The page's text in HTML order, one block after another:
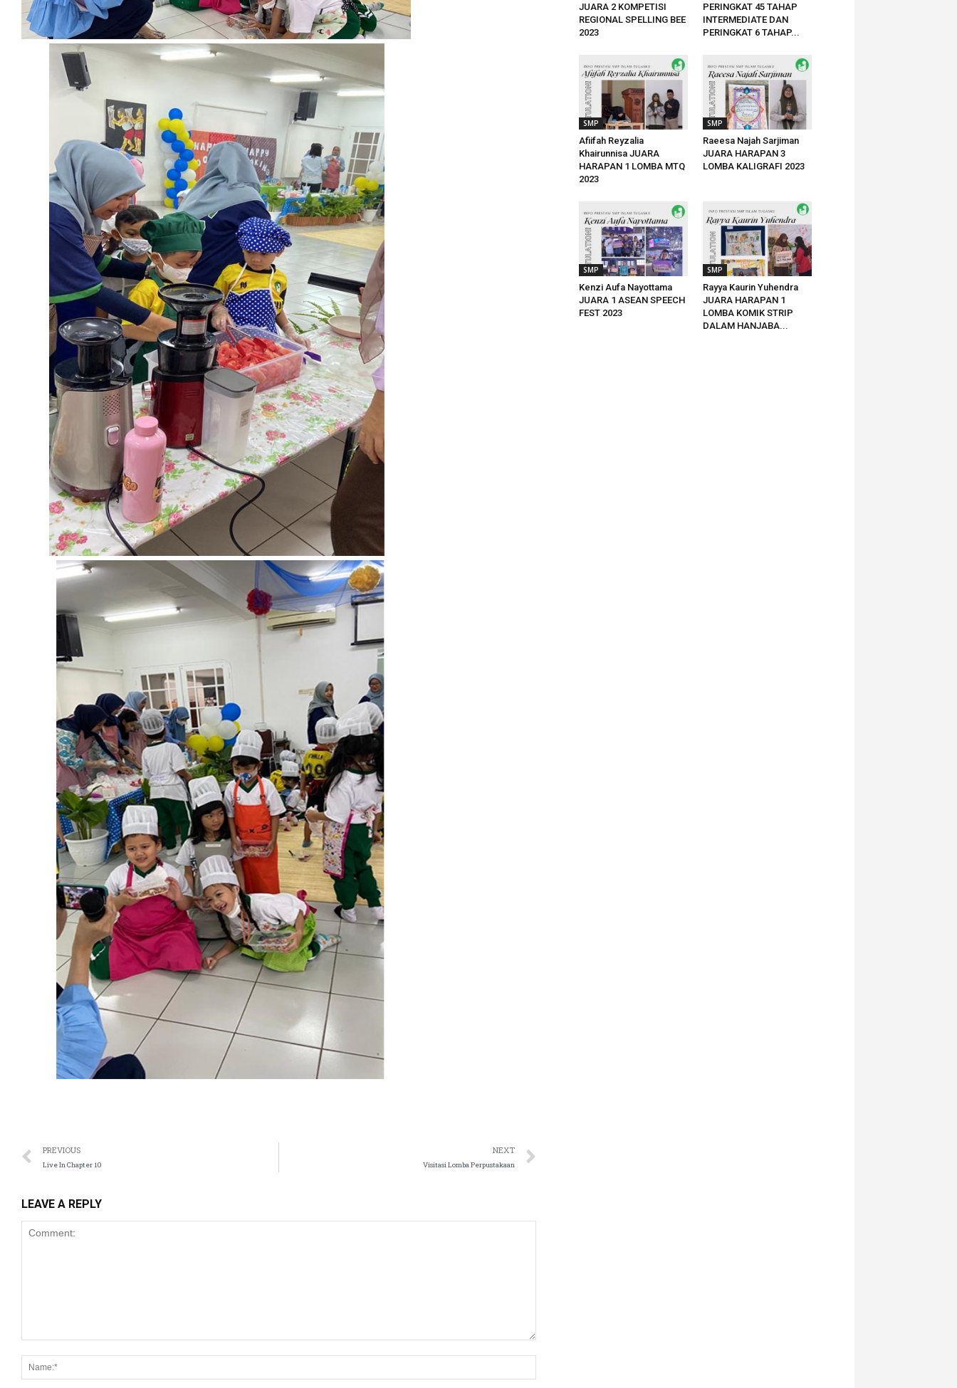
PREVIOUS
Live In Chapter 10
NEXT
Visitasi Lomba Perpustakaan
LEAVE A REPLY
JUARA 2 KOMPETISI
REGIONAL SPELLING BEE
2023
PERINGKAT 45 TAHAP
INTERMEDIATE DAN
PERINGKAT 6 TAHAP...
SMP
Afiifah Reyzalia
Khairunnisa JUARA
HARAPAN 1 LOMBA MTQ
2023
SMP
Raeesa Najah Sarjiman
JUARA HARAPAN 3
LOMBA KALIGRAFI 2023
SMP
Kenzi Aufa Nayottama
JUARA 1 ASEAN SPEECH
FEST 2023
SMP
Rayya Kaurin Yuhendra
JUARA HARAPAN 1
LOMBA KOMIK STRIP
DALAM HANJABA...